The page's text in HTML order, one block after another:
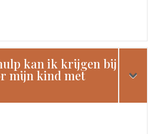
kan ik krijgen bij
mijn kind met